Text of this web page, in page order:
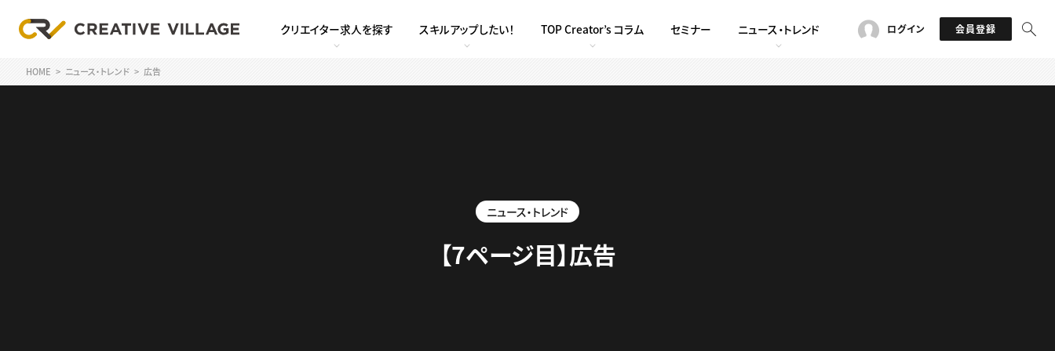
クリエイター求人を探す スキルアップしたい！ TOP Creator’s コラム セミナー ニュース・トレンド ログイン 会員登録
HOME ニュース・トレンド 広告
ニュース・トレンド
【7ページ目】広告